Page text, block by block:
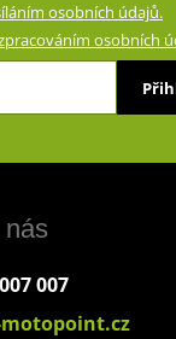
osobních údajů.
osobních
007